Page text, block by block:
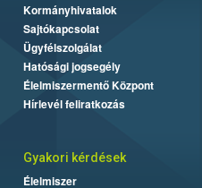
Kormányhivatalok
Sajtókapcsolat
Ügyfélszolgálat
Hatósági jogsegély
Élelmiszermentő Központ
Hírlevél feliratkozás
Gyakori kérdések
Élelmiszer